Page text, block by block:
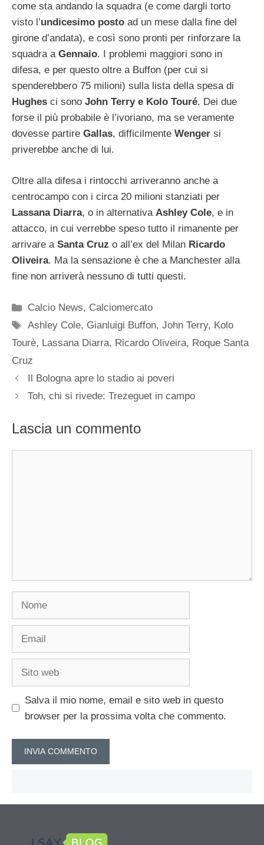
come sta andando la squadra (e come dargli torto
visto l’undicesimo posto ad un mese dalla fine del
girone d’andata), e così sono pronti per rinforzare la
squadra a Gennaio. I problemi maggiori sono in
difesa, e per questo oltre a Buffon (per cui si
spenderebbero 75 milioni) sulla lista della spesa di
Hughes ci sono John Terry e Kolo Touré. Dei due
forse il più probabile è l’ivoriano, ma se veramente
dovesse partire Gallas, difficilmente Wenger si
priverebbe anche di lui.
Oltre alla difesa i rintocchi arriveranno anche a
centrocampo con i circa 20 milioni stanziati per
Lassana Diarra, o in alternativa Ashley Cole, e in
attacco, in cui verrebbe speso tutto il rimanente per
arrivare a Santa Cruz o all’ex del Milan Ricardo
Oliveira. Ma la sensazione è che a Manchester alla
fine non arriverà nessuno di tutti questi.
Categorie
Calcio News, Calciomercato
Tag
Ashley Cole, Gianluigi Buffon,John Terry, Kolo
Tourè, Lassana Diarra, Ricardo Oliveira, Roque Santa
Cruz
Il Bologna apre lo stadio ai poveri
Toh, chi si rivede: Trezeguet in campo
Lascia un commento
Nome
Email
Sito
Salva il mio nome, email e sito web in questo
browser per la prossima volta che commento.